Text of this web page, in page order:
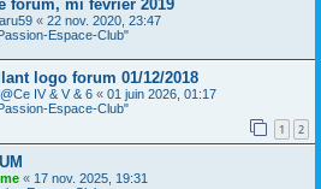
forum, mi fevrier 2019
« 22 nov. 2020, 23:47
Espace-Club"
logo forum 01/12/2018
IV & V & 6 « 01 juin 2026, 01:17
Espace-Club"
1 2
« 17 nov. 2025, 19:31